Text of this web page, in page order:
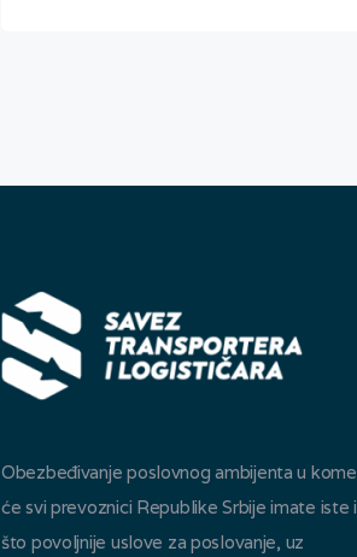
Obezbeđivanje poslovnog ambijenta u kome
će svi prevoznici Republike Srbije imate iste i
što povoljnije uslove za poslovanje, uz